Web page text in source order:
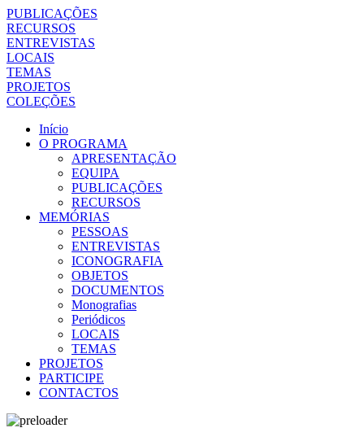
PUBLICAÇÕES
RECURSOS
ENTREVISTAS
LOCAIS
TEMAS
PROJETOS
COLEÇÕES
Início
O PROGRAMA
APRESENTAÇÃO
EQUIPA
PUBLICAÇÕES
RECURSOS
MEMÓRIAS
PESSOAS
ENTREVISTAS
ICONOGRAFIA
OBJETOS
DOCUMENTOS
Monografias
Periódicos
LOCAIS
TEMAS
PROJETOS
PARTICIPE
CONTACTOS